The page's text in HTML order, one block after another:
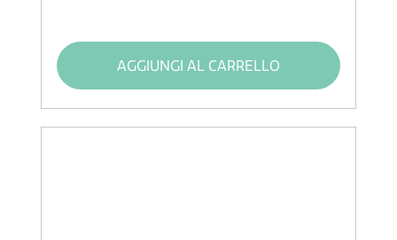
AGGIUNGI AL CARRELLO